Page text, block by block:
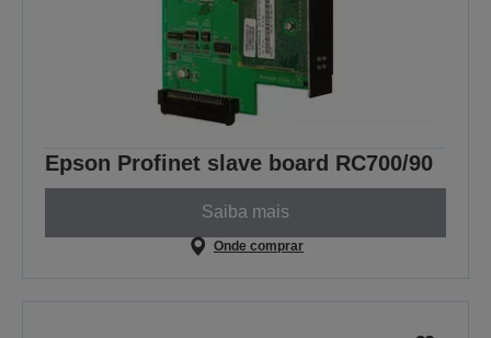
Epson Profinet slave board RC700/90
Saiba mais
Onde comprar